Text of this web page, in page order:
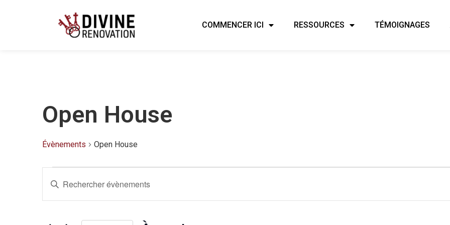
COMMENCER ICI RESSOURCES TÉMOIGNAGES
Open House
Évènements Open House
Recherche
et
mot-
Rechercher